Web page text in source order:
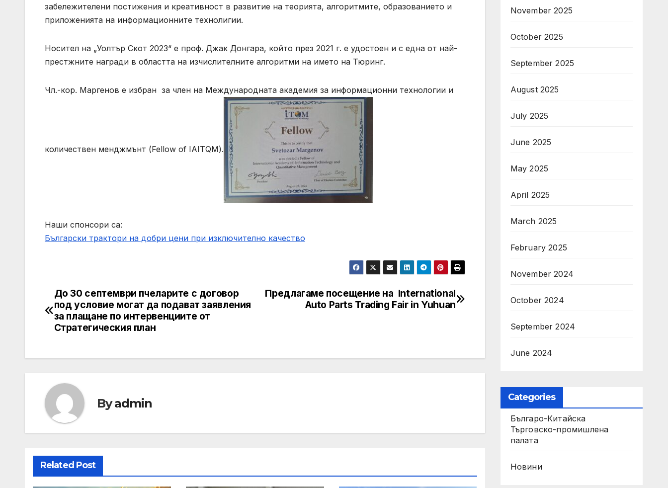
забележителени постижения и креативност в развитие на теорията, алгоритмите, образованието и
приложенията на информационните технолигии.
Носител на „Уолтър Скот 2023“ е проф. Джак Донгара, който през 2021 г. е удостоен и с една от най-
престжните награди в областта на изчислителните алгоритми на името на Тюринг.
Чл.-кор. Маргенов е избран за член на Международната академия за информационни технологии и
количествен менджмънт (Fellow of IAITQM).
Наши спонсори са:
Български трактори на добри цени при изключително качество
Post
navigation
Предлагаме посещение на International
Auto Parts Trading Fair in Yuhuan
До 30 септември пчеларите с договор
под условие могат да подават заявления
за плащане по интервенциите от
Стратегическия план
Byadmin
Related Post
November 2025
October 2025
September 2025
August 2025
July 2025
June 2025
May 2025
April 2025
March 2025
February 2025
November 2024
October 2024
September 2024
June 2024
Categories
Българо-Китайска
Търговско-промишлена
палaта
Новини